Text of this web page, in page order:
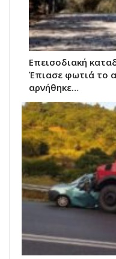
Επεισοδιακή
Έπιασε φωτιά το
αρνήθηκε…